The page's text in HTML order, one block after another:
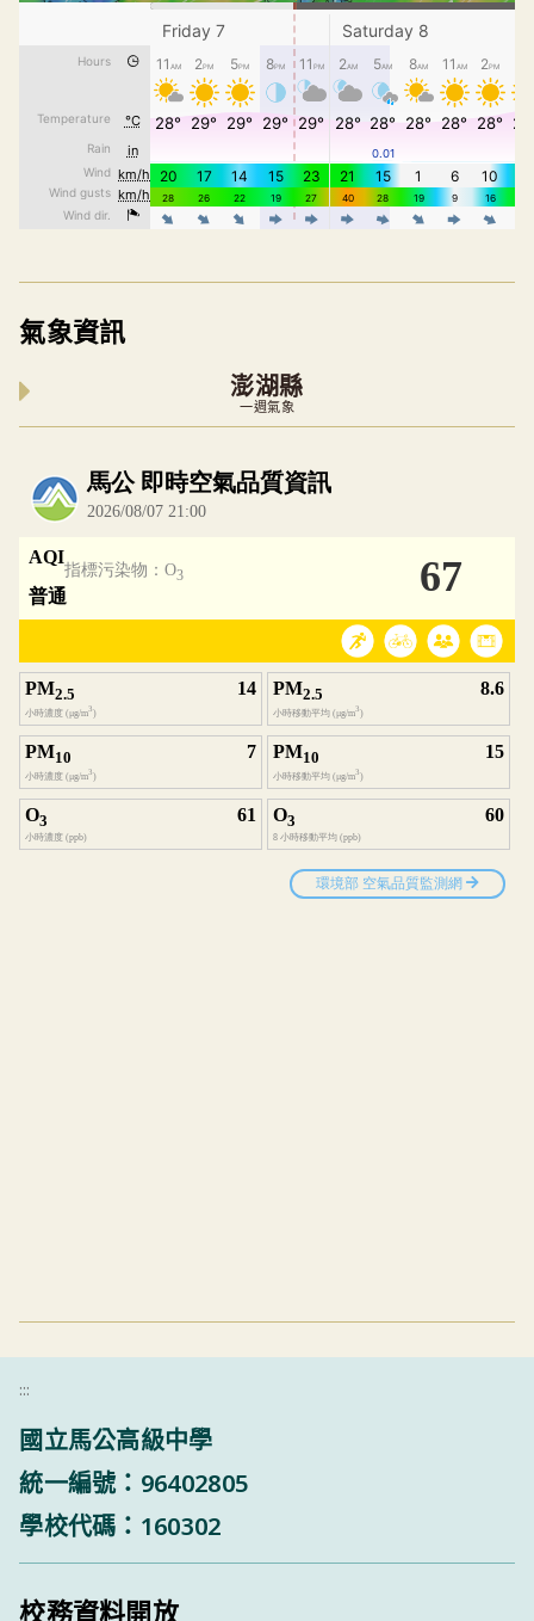
氣象資訊
澎湖縣
一週氣象
內嵌空氣品質小工具為視覺預覽，完整即時空
:::
國立馬公高級中學
統一編號：96402805
學校代碼：160302
校務資料開放